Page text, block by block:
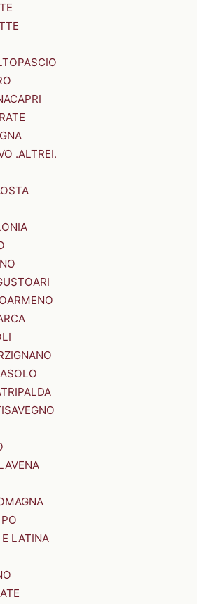
.ALTREI.
ARI
ARMENO
ASOLO
AVEGNO
E LATINA